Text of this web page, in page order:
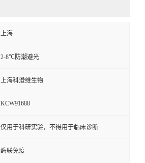
上海
2-8℃防潮避光
上海科澄维生物
KCW91688
仅用于科研实验，不得用于临床诊断
酶联免疫